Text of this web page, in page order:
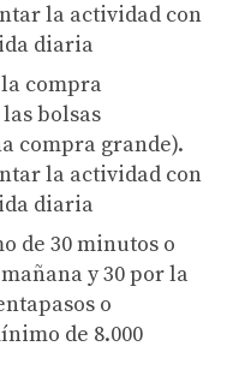
compra
bolsas
compra grande).
de 30 minutos o
y 30 por la
o
de 8.000